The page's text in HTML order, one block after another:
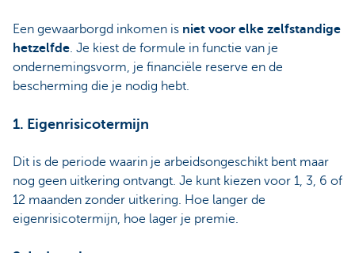
Een gewaarborgd inkomen is niet voor elke zelfstandige
hetzelfde. Je kiest de formule in functie van je
ondernemingsvorm, je financiële reserve en de
bescherming die je nodig hebt.
1. Eigenrisicotermijn
Dit is de periode waarin je arbeidsongeschikt bent maar
nog geen uitkering ontvangt. Je kunt kiezen voor 1, 3, 6 of
12 maanden zonder uitkering. Hoe langer de
eigenrisicotermijn, hoe lager je premie.